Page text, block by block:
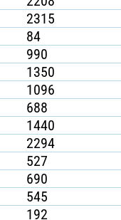
2315
84
990
1350
1096
688
1440
2294
527
690
545
192